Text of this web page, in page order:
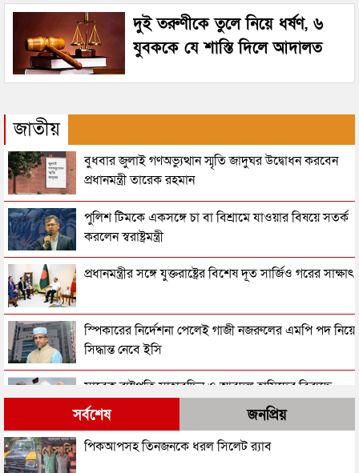
দুই তরুণীকে তুলে নিয়ে ধর্ষণ, ৬
যুবককে যে শাস্তি দিলে আদালত
জাতীয়
বুধবার জুলাই গণঅভ্যুত্থান স্মৃতি জাদুঘর উদ্বোধন করবেন
প্রধানমন্ত্রী তারেক রহমান
পুলিশ টিমকে একসঙ্গে চা বা বিশ্রামে যাওয়ার বিষয়ে সতর্ক
করলেন স্বরাষ্ট্রমন্ত্রী
প্রধানমন্ত্রীর সঙ্গে যুক্তরাষ্ট্রের বিশেষ দূত সার্জিও গরের সাক্ষাৎ
স্পিকারের নির্দেশনা পেলেই গাজী নজরুলের এমপি পদ নিয়ে
সিদ্ধান্ত নেবে ইসি
সাবেক রাষ্ট্রপতি সাহাবুদ্দিন ও আবদুল হামিদের বিরুদ্ধে
ট্রাইব্যুনালে অভিযোগ
রাষ্ট্রপতি পদ থেকে পদত্যাগ করছেন মোহাম্মদ সাহাবুদ্দিন!
সর্বশেষ জনপ্রিয়
পিকআপসহ তিনজনকে ধরল সিলেট র‌্যাব